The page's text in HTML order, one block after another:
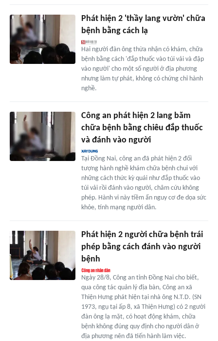
Phát hiện 2 'thầy lang vườn' chữa
bệnh bằng cách lạ
Hai người đàn ông thừa nhận có khám, chữa
bệnh bằng cách 'đắp thuốc vào túi vải và đập
vào người' cho một số người ở địa phương
nhưng làm tự phát, không có chứng chỉ hành
nghề.
Công an phát hiện 2 lang băm
chữa bệnh bằng chiêu đắp thuốc
và đánh vào người
Tại Đồng Nai, công an đã phát hiện 2 đối
tượng hành nghề khám chữa bệnh chui với
những cách thức kỳ quái như đắp thuốc vào
túi vải rồi đánh vào người, châm cứu không
phép. Hành vi này tiềm ẩn nguy cơ đe dọa sức
khỏe, tính mạng người dân.
Phát hiện 2 người chữa bệnh trái
phép bằng cách đánh vào người
bệnh
Ngày 28/8, Công an tỉnh Đồng Nai cho biết,
qua công tác quản lý địa bàn, Công an xã
Thiện Hưng phát hiện tại nhà ông N.T.D. (SN
1973, ngụ tại ấp 8, xã Thiện Hưng) có 2 người
đàn ông lạ mặt, có hoạt động khám, chữa
bệnh không đúng quy định cho người dân ở
địa phương nên đã tiến hành làm việc.